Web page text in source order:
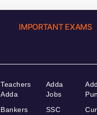
IMPORTANT EXAMS
Teachers
Adda
Bankers
Adda
Jobs
SSC